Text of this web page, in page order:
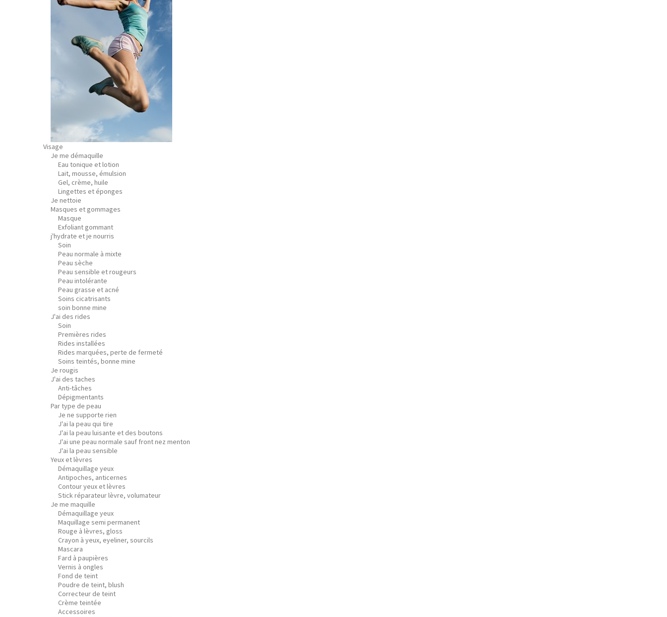
Visage
Je me démaquille
Eau tonique et lotion
Lait, mousse, émulsion
Gel, crème, huile
Lingettes et éponges
Je nettoie
Masques et gommages
Masque
Exfoliant gommant
j'hydrate et je nourris
Soin
Peau normale à mixte
Peau sèche
Peau sensible et rougeurs
Peau intolérante
Peau grasse et acné
Soins cicatrisants
soin bonne mine
J'ai des rides
Soin
Premières rides
Rides installées
Rides marquées, perte de fermeté
Soins teintés, bonne mine
Je rougis
J'ai des taches
Anti-tâches
Dépigmentants
Par type de peau
Je ne supporte rien
J'ai la peau qui tire
J'ai la peau luisante et des boutons
J'ai une peau normale sauf front nez menton
J'ai la peau sensible
Yeux et lèvres
Démaquillage yeux
Antipoches, anticernes
Contour yeux et lèvres
Stick réparateur lèvre, volumateur
Je me maquille
Démaquillage yeux
Maquillage semi permanent
Rouge à lèvres, gloss
Crayon à yeux, eyeliner, sourcils
Mascara
Fard à paupières
Vernis à ongles
Fond de teint
Poudre de teint, blush
Correcteur de teint
Crème teintée
Accessoires